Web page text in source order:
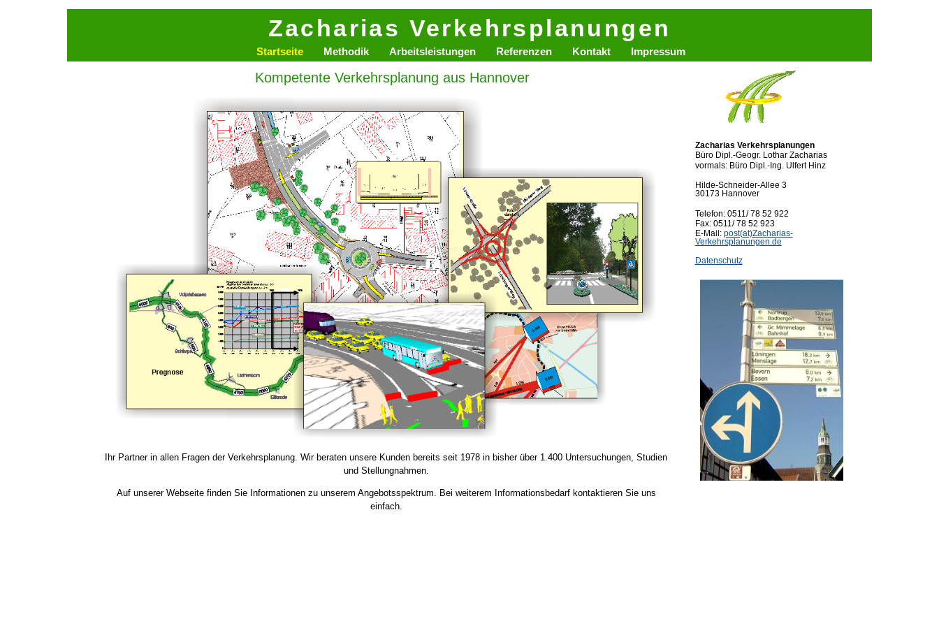
Zacharias Verkehrsplanungen
Startseite Methodik Arbeitsleistungen Referenzen Kontakt Impressum
Zacharias Verkehrsplanungen
Büro Dipl.-Geogr. Lothar Zacharias
vormals: Büro Dipl.-Ing. Ulfert Hinz
Hilde-Schneider-Allee 3
30173 Hannover
Telefon: 0511/ 78 52 922
Fax: 0511/ 78 52 923
E-Mail: post(at)Zacharias-
Verkehrsplanungen.de
Datenschutz
Kompetente Verkehrsplanung aus Hannover
Ihr Partner in allen Fragen der Verkehrsplanung. Wir beraten unsere Kunden bereits seit 1978 in bisher über 1.400 Untersuchungen, Studien
und Stellungnahmen.
Auf unserer Webseite finden Sie Informationen zu unserem Angebotsspektrum. Bei weiterem Informationsbedarf kontaktieren Sie uns
einfach.